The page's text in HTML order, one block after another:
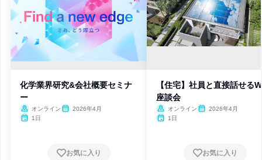
化学業界研究&会社概要セミナ
ー
オンライン
2026年4月
1日
お気に入り
【住宅】社員と直接話せる
座談会
オンライン
2026年4月
1日
お気に入り